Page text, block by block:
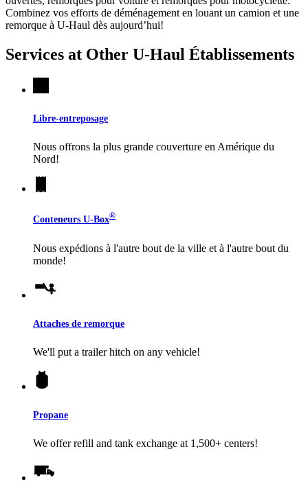
Combinez vos efforts de déménagement en louant un camion et une
remorque à U-Haul dès aujourd’hui!
Services at Other U-Haul Établissements
Libre-entreposage
Nous offrons la plus grande couverture en Amérique du
Nord!
Conteneurs U-Box®
Nous expédions à l'autre bout de la ville et à l'autre bout du
monde!
Attaches de remorque
We'll put a trailer hitch on any vehicle!
Propane
We offer refill and tank exchange at 1,500+ centers!